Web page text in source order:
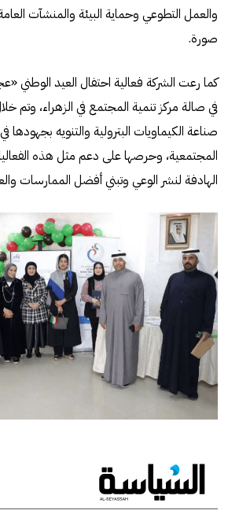
والعمل التطوعي وحماية البيئة والمنشآت
صورة.
كما رعت الشركة فعالية احتفال العيد الوطني
في صالة مركز تنمية المجتمع في الزهراء، وتم
صناعة الكيماويات البترولية والتنويه بجهودها
المجتمعية، وحرصها على دعم مثل هذه
الهادفة لنشر الوعي وتبني أفضل الممارسات